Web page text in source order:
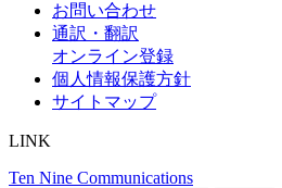
お問い合わせ
通訳・翻訳
オンライン登録
個人情報保護方針
サイトマップ
LINK
Ten Nine Communications